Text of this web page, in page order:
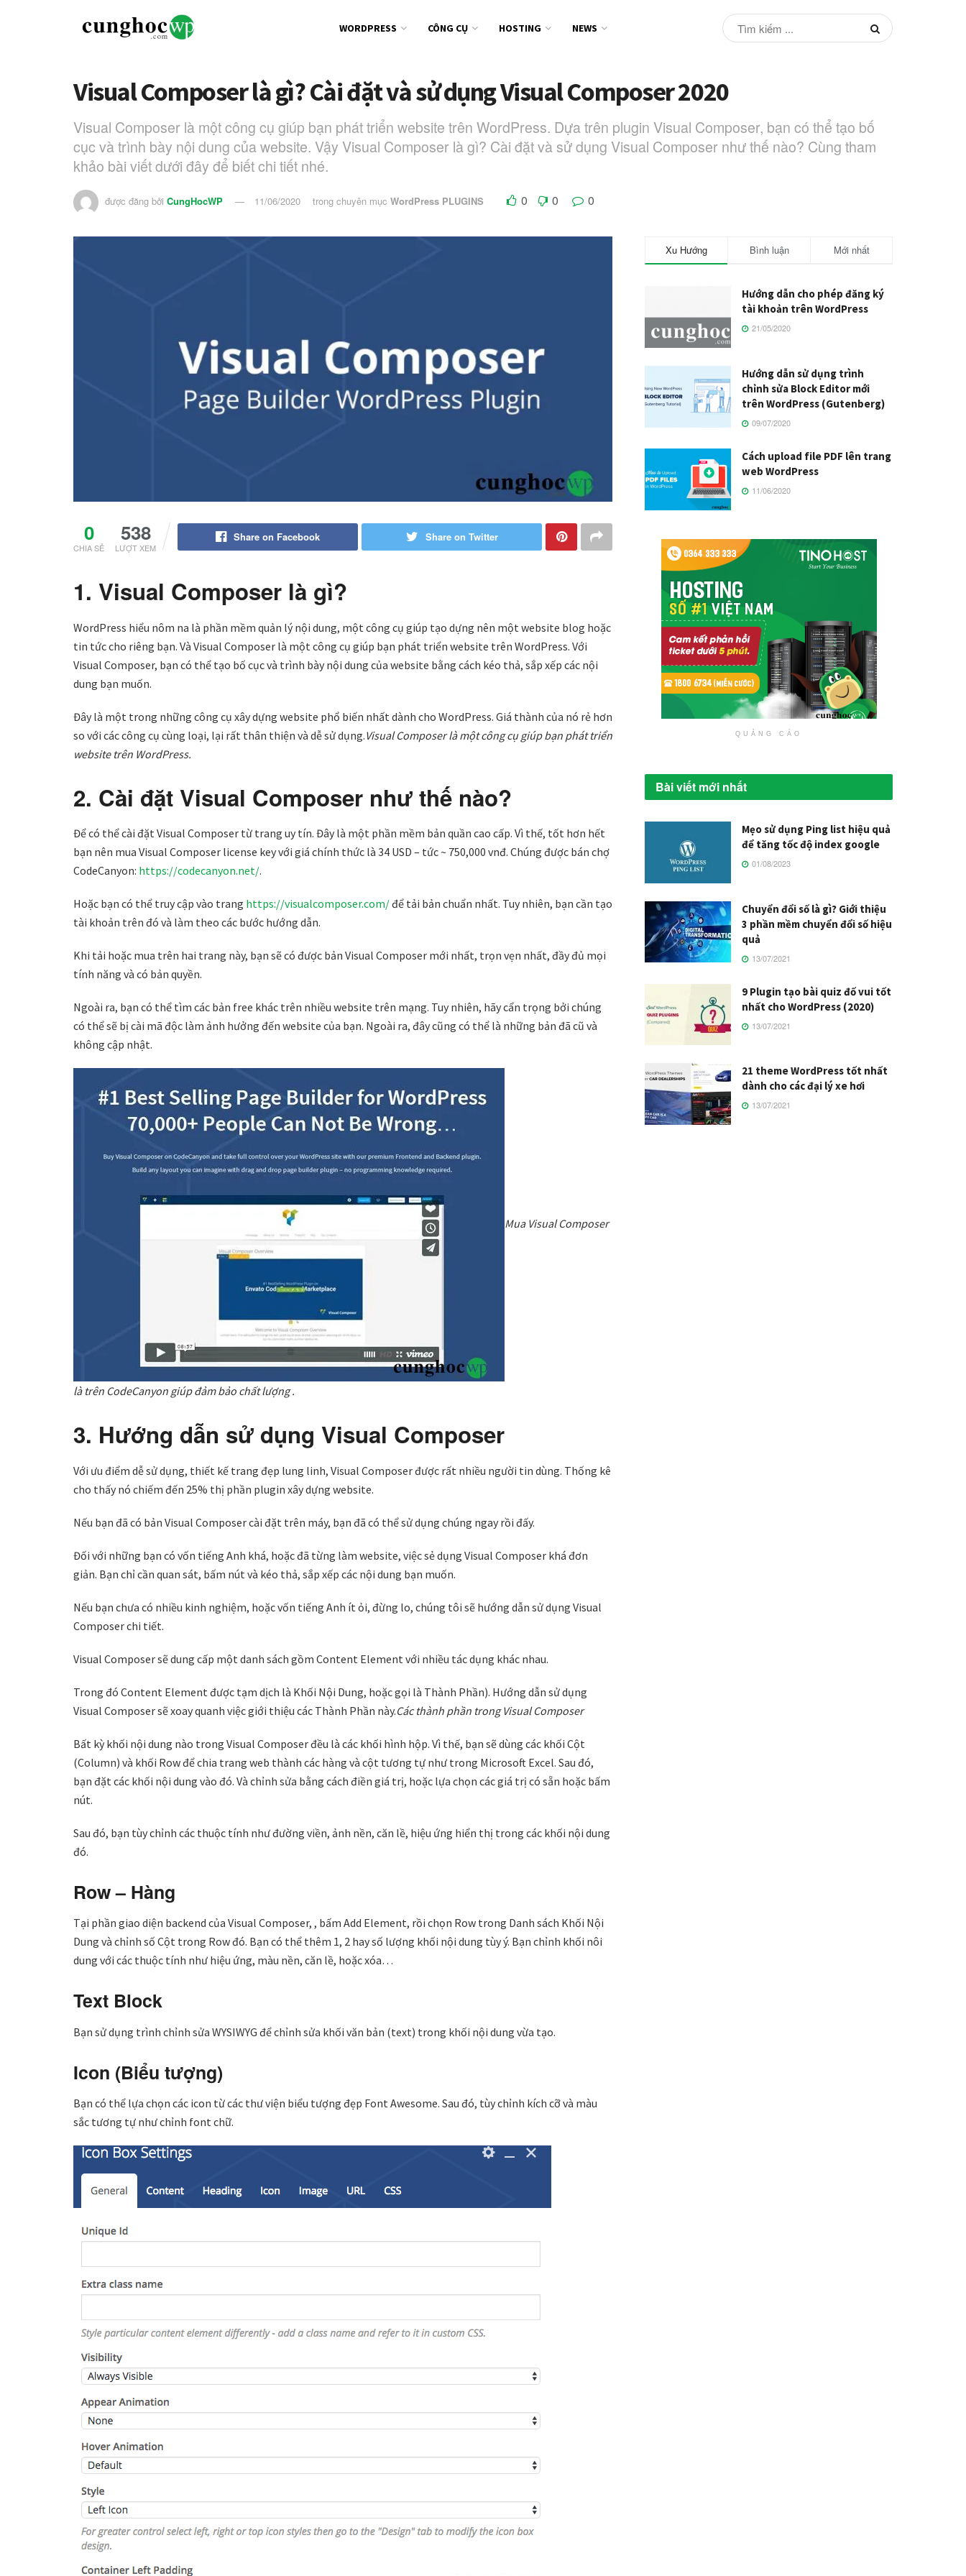
WORDPRESS CÔNG CỤ HOSTING NEWS
Visual Composer là gì? Cài đặt và sử dụng Visual Composer 2020
Visual Composer là một công cụ giúp bạn phát triển website trên WordPress. Dựa trên plugin Visual Composer, bạn có thể tạo bố
cục và trình bày nội dung của website. Vậy Visual Composer là gì? Cài đặt và sử dụng Visual Composer như thế nào? Cùng tham
khảo bài viết dưới đây để biết chi tiết nhé.
được đăng bởi CungHocWP 11/06/2020 trong chuyên mục WordPress PLUGINS 0 0 0
0
CHIA SẺ
538
LƯỢT XEM
Share on Facebook Share on Twitter
1. Visual Composer là gì?
WordPress hiểu nôm na là phần mềm quản lý nội dung, một công cụ giúp tạo dựng nên một website blog hoặc
tin tức cho riêng bạn. Và Visual Composer là một công cụ giúp bạn phát triển website trên WordPress. Với
Visual Composer, bạn có thể tạo bố cục và trình bày nội dung của website bằng cách kéo thả, sắp xếp các nội
dung bạn muốn.
Đây là một trong những công cụ xây dựng website phổ biến nhất dành cho WordPress. Giá thành của nó rẻ hơn
so với các công cụ cùng loại, lại rất thân thiện và dễ sử dụng.Visual Composer là một công cụ giúp bạn phát triển
website trên WordPress.
2. Cài đặt Visual Composer như thế nào?
Để có thể cài đặt Visual Composer từ trang uy tín. Đây là một phần mềm bản quần cao cấp. Vì thế, tốt hơn hết
bạn nên mua Visual Composer license key với giá chính thức là 34 USD – tức ~ 750,000 vnđ. Chúng được bán chợ
CodeCanyon: https://codecanyon.net/.
Hoặc bạn có thể truy cập vào trang https://visualcomposer.com/để tải bản chuẩn nhất. Tuy nhiên, bạn cần tạo
tài khoản trên đó và làm theo các bước hướng dẫn.
Khi tải hoặc mua trên hai trang này, bạn sẽ có được bản Visual Composer mới nhất, trọn vẹn nhất, đầy đủ mọi
tính năng và có bản quyền.
Ngoài ra, bạn có thể tìm các bản free khác trên nhiều website trên mạng. Tuy nhiên, hãy cẩn trọng bởi chúng
có thể sẽ bị cài mã độc làm ảnh hưởng đến website của bạn. Ngoài ra, đây cũng có thể là những bản đã cũ và
không cập nhật.
Mua Visual Composer
là trên CodeCanyon giúp đảm bảo chất lượng .
3. Hướng dẫn sử dụng Visual Composer
Với ưu điểm dễ sử dụng, thiết kế trang đẹp lung linh, Visual Composer được rất nhiều người tin dùng. Thống kê
cho thấy nó chiếm đến 25% thị phần plugin xây dựng website.
Nếu bạn đã có bản Visual Composer cài đặt trên máy, bạn đã có thể sử dụng chúng ngay rồi đấy.
Đối với những bạn có vốn tiếng Anh khá, hoặc đã từng làm website, việc sẻ dụng Visual Composer khá đơn
giản. Bạn chỉ cần quan sát, bấm nút và kéo thả, sắp xếp các nội dung bạn muốn.
Nếu bạn chưa có nhiều kinh nghiệm, hoặc vốn tiếng Anh ít ỏi, đừng lo, chúng tôi sẽ hướng dẫn sử dụng Visual
Composer chi tiết.
Visual Composer sẽ dung cấp một danh sách gồm Content Element với nhiều tác dụng khác nhau.
Trong đó Content Element được tạm dịch là Khối Nội Dung, hoặc gọi là Thành Phần). Hướng dẫn sử dụng
Visual Composer sẽ xoay quanh việc giới thiệu các Thành Phần này.Các thành phần trong Visual Composer
Bất kỳ khối nội dung nào trong Visual Composer đều là các khối hình hộp. Vì thế, bạn sẽ dùng các khối Cột
(Column) và khối Row để chia trang web thành các hàng và cột tương tự như trong Microsoft Excel. Sau đó,
bạn đặt các khối nội dung vào đó. Và chỉnh sửa bằng cách điền giá trị, hoặc lựa chọn các giá trị có sẵn hoặc bấm
nút.
Sau đó, bạn tùy chỉnh các thuộc tính như đường viền, ảnh nền, căn lề, hiệu ứng hiển thị trong các khối nội dung
đó.
Row – Hàng
Tại phần giao diện backend của Visual Composer, , bấm Add Element, rồi chọn Row trong Danh sách Khối Nội
Dung và chỉnh số Cột trong Row đó. Bạn có thể thêm 1, 2 hay số lượng khối nội dung tùy ý. Bạn chỉnh khối nôi
dung với các thuộc tính như hiệu ứng, màu nền, căn lề, hoặc xóa…
Text Block
Bạn sử dụng trình chỉnh sửa WYSIWYG để chỉnh sửa khối văn bản (text) trong khối nội dung vừa tạo.
Icon (Biểu tượng)
Bạn có thể lựa chọn các icon từ các thư viện biểu tượng đẹp Font Awesome. Sau đó, tùy chỉnh kích cỡ và màu
sắc tương tự như chỉnh font chữ.
Xu Hướng Bình luận Mới nhất
Hướng dẫn cho phép đăng ký
tài khoản trên WordPress
21/05/2020
Hướng dẫn sử dụng trình
chỉnh sửa Block Editor mới
trên WordPress (Gutenberg)
09/07/2020
Cách upload file PDF lên trang
web WordPress
11/06/2020
QUẢNG CÁO
Bài viết mới nhất
Mẹo sử dụng Ping list hiệu quả
để tăng tốc độ index google
01/08/2023
Chuyển đổi số là gì? Giới thiệu
3 phần mềm chuyển đổi số hiệu
quả
13/07/2021
9 Plugin tạo bài quiz đố vui tốt
nhất cho WordPress (2020)
13/07/2021
21 theme WordPress tốt nhất
dành cho các đại lý xe hơi
13/07/2021